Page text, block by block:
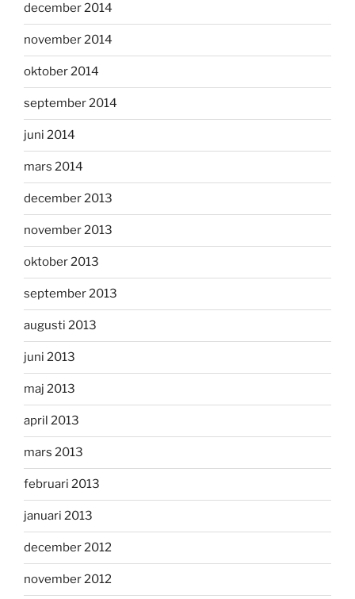
december 2014
november 2014
oktober 2014
september 2014
juni 2014
mars 2014
december 2013
november 2013
oktober 2013
september 2013
augusti 2013
juni 2013
maj 2013
april 2013
mars 2013
februari 2013
januari 2013
december 2012
november 2012